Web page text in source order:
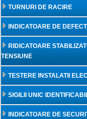
TURNURI DE RACIRE
INDICATOARE DE DEFECT
RIDICATOARE
TENSIUNE
TESTERE INSTALATII
SIGILII UNIC
INDICATOARE DE